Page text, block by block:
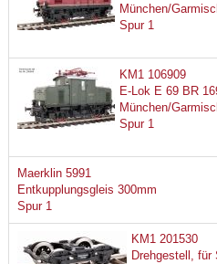
München/
Spur 1
KM1 106909
E-Lok E 69 BR
München/
Spur 1
Maerklin 5991
Entkupplungsgleis 300mm
Spur 1
KM1 201530
Drehgestell, für